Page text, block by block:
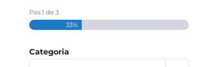
REGLAMENT
Pas1 de3
33%
Categoria